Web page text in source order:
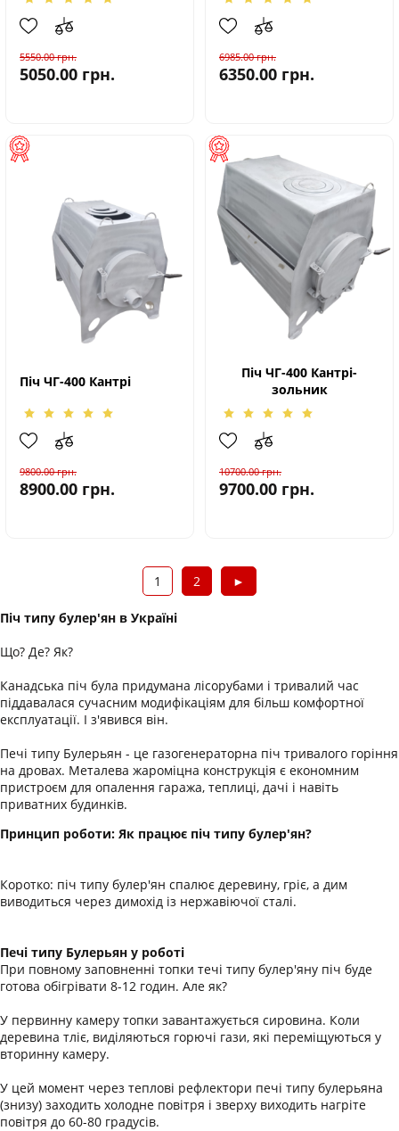
5550.00грн.
5050.00 грн.
6985.00грн.
6350.00 грн.
Піч ЧГ-400 Кантрі
9800.00грн.
8900.00 грн.
Піч ЧГ-400 Кантрі-
зольник
10700.00грн.
9700.00 грн.
1 2 ►
Піч типу булер'ян в Україні
Що? Де? Як?
Канадська піч була придумана лісорубами і тривалий час
піддавалася сучасним модифікаціям для більш комфортної
експлуатації. І з'явився він.
Печі типу Булерьян - це газогенераторна піч тривалого горіння
на дровах. Металева жароміцна конструкція є економним
пристроєм для опалення гаража, теплиці, дачі і навіть
приватних будинків.
Принцип роботи: Як працює піч типу булер'ян?
Коротко: піч типу булер'ян спалює деревину, гріє, а дим
виводиться через димохід із нержавіючої сталі.
Печі типу Булерьян у роботі
При повному заповненні топки течі типу булер'яну піч буде
готова обігрівати 8-12 годин. Але як?
У первинну камеру топки завантажується сировина. Коли
деревина тліє, виділяються горючі гази, які переміщуються у
вторинну камеру.
У цей момент через теплові рефлектори печі типу булерьяна
(знизу) заходить холодне повітря і зверху виходить нагріте
повітря до 60-80 градусів.